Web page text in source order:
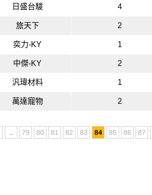
日盛台駿 4
旅天下 2
奕力-KY 1
中傑-KY 2
汎瑋材料 1
萬達寵物 2
79 80 81 82 83 84 85 86 87